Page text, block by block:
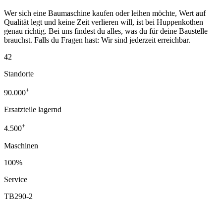
Wer sich eine Baumaschine kaufen oder leihen möchte, Wert auf
Qualität legt und keine Zeit verlieren will, ist bei Huppenkothen
genau richtig. Bei uns findest du alles, was du für deine Baustelle
brauchst. Falls du Fragen hast: Wir sind jederzeit erreichbar.
42
Standorte
90.000+
Ersatzteile lagernd
4.500+
Maschinen
100%
Service
TB290-2